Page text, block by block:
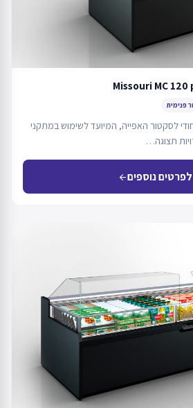
Missouri MC 120
פנימית
לסקטור האפייה, המיועד לשימוש במתקני
תצוגה…
לפרטים נוספיםarrow_back